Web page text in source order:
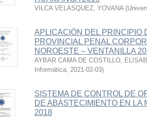
VILCA VELASQUEZ, YOVANA (
APLICACIÓN DEL PRINCIPIO
PROVINCIAL PENAL
NOROESTE – VENTANILLA
AYBAR CAMA DE COSTILLO,
Informática, 2021-02-03)
SISTEMA DE CONTROL DE
DE ABASTECIMIENTO EN LA
2018